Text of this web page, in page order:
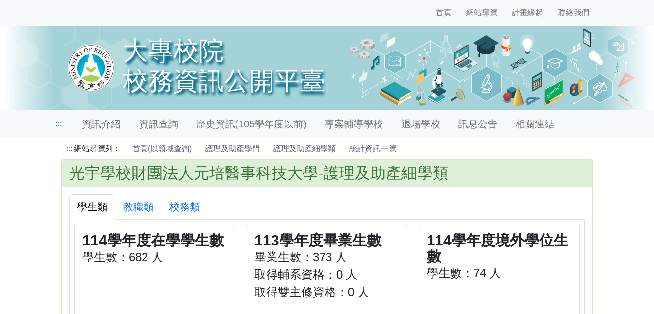
首頁 網站導覽 計畫緣起 聯絡我們
::: 資訊介紹 資訊查詢 歷史資訊(105學年度以前) 專案輔導學校 退場學校 訊息公告 相關連結
::: 網站尋覽列： 首頁(以領域查詢) 護理及助產學門 護理及助產細學類 統計資訊一覽
光宇學校財團法人元培醫事科技大學-護理及助產細學類
學生類 教職類 校務類
114學年度在學學生數
學生數：682 人
113學年度畢業生數
畢業生數：373 人
取得輔系資格：0 人
取得雙主修資格：0 人
114學年度境外學位生
數
學生數：74 人